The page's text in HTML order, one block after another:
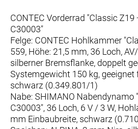
CONTEC Vorderrad "Classic
C30003"
Felge: CONTEC Hohlkammer
559, Höhe: 21,5 mm, 36 Loch,
silberner Bremsflanke, doppelt
Systemgewicht 150 kg, geeignet
schwarz (0.349.801/1)
Nabe: SHIMANO Nabendynamo
C30003", 36 Loch, 6 V / 3 W,
mm Einbaubreite, schwarz